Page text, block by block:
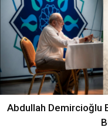
Abdullah Demircioğlu